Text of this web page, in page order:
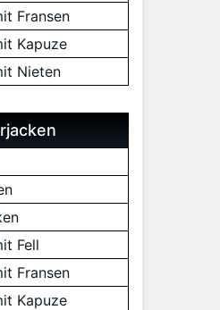
Fransen
Kapuze
Nieten
Fell
Fransen
Kapuze